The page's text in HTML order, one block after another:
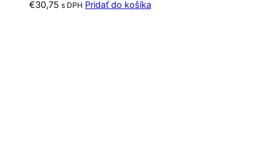
€30,75 s DPH Pridať do košíka